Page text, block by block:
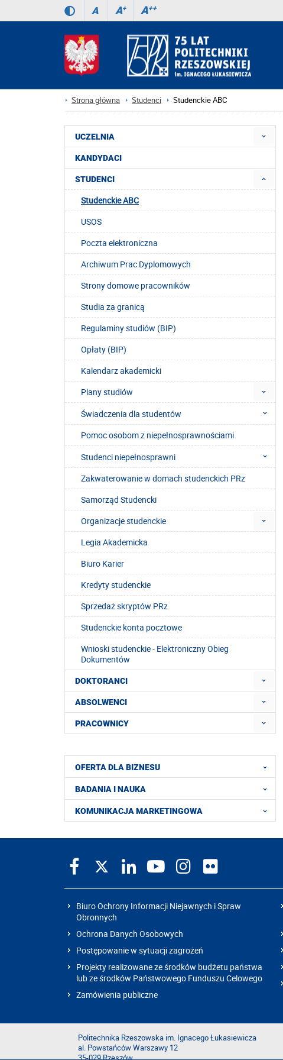
A A+ A++
Strona główna Studenci Studenckie ABC
UCZELNIA
KANDYDACI
STUDENCI
Studenckie ABC
USOS
Poczta elektroniczna
Archiwum Prac Dyplomowych
Strony domowe pracowników
Studia za granicą
Regulaminy studiów (BIP)
Opłaty (BIP)
Kalendarz akademicki
Plany studiów
Świadczenia dla studentów
Pomoc osobom z niepełnosprawnościami
Studenci niepełnosprawni
Zakwaterowanie w domach studenckich PRz
Samorząd Studencki
Organizacje studenckie
Legia Akademicka
Biuro Karier
Kredyty studenckie
Sprzedaż skryptów PRz
Studenckie konta pocztowe
Wnioski studenckie - Elektroniczny Obieg
Dokumentów
DOKTORANCI
ABSOLWENCI
PRACOWNICY
OFERTA DLA BIZNESU
BADANIA I NAUKA
KOMUNIKACJA MARKETINGOWA
Biuro Ochrony Informacji Niejawnych i Spraw
Obronnych
Ochrona Danych Osobowych
Postępowanie w sytuacji zagrożeń
Projekty realizowane ze środków budżetu państwa
lub ze środków Państwowego Funduszu Celowego
Zamówienia publiczne
Politechnika Rzeszowska im. Ignacego Łukasiewicza
al. Powstańców Warszawy 12
35-029 Rzeszów